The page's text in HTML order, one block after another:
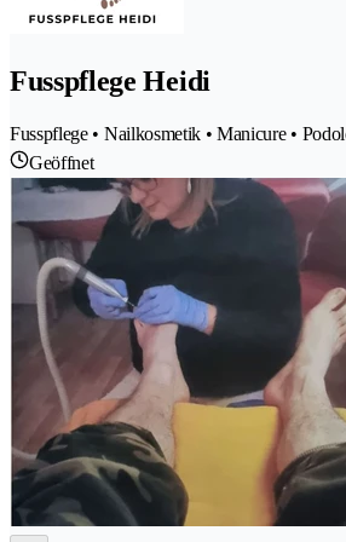
Fusspflege Heidi
Fusspflege • Nailkosmetik • Manicure •
Geöffnet